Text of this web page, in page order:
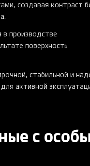
создавая контраст
производстве
поверхность
стабильной и
активной
с